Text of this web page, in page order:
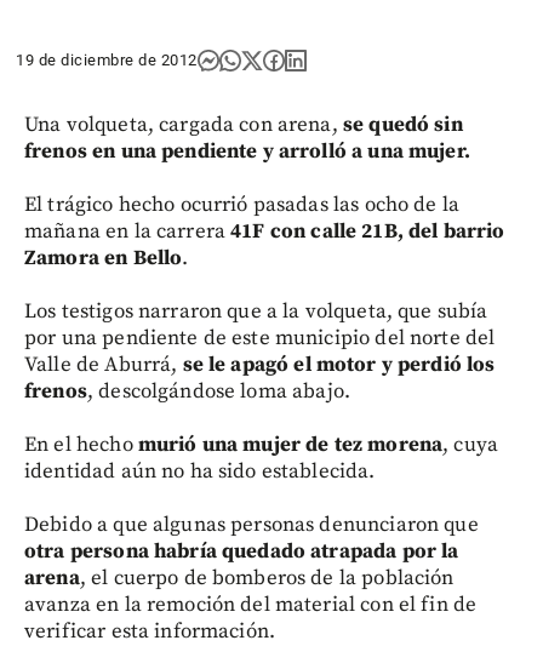
19 de diciembre de 2012
Una volqueta, cargada con arena, se quedó sin
frenos en una pendiente y arrolló a una mujer.
El trágico hecho ocurrió pasadas las ocho de la
mañana en la carrera41F con calle 21B, del barrio
Zamora en Bello.
Los testigos narraron que a la volqueta, que subía
por una pendiente de este municipio del norte del
Valle de Aburrá, se le apagó el motor y perdió los
frenos, descolgándose loma abajo.
En el hechomurió una mujer de tez morena, cuya
identidad aún no ha sido establecida.
Debido a que algunas personas denunciaron que
otra persona habría quedado atrapada por la
arena, el cuerpo de bomberos de la población
avanza en la remoción del material con el fin de
verificar esta información.